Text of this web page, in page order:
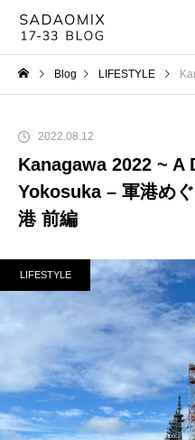
Blog LIFESTYLE
2022.08.12
Kanagawa 2022 ~ A
Yokosuka – 軍港め
港 前編
LIFESTYLE